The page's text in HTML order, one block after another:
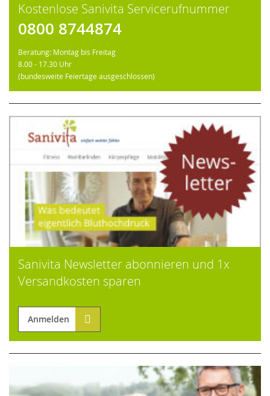
Kostenlose Sanivita Servicerufnummer
0800 8744874
Beratung: Montag bis Freitag
8.00 - 17.30 Uhr
(bundesweite Feiertage ausgeschlossen)
Sanivita Newsletter abonnieren und 1x
Versandkosten sparen
Anmelden